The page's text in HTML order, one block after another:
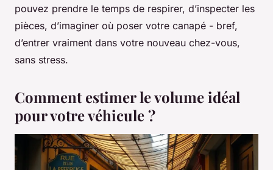
pouvez prendre le temps de respirer, d’inspecter les
pièces, d’imaginer où poser votre canapé - bref,
d’entrer vraiment dans votre nouveau chez-vous,
sans stress.
Comment estimer le volume idéal
pour votre véhicule ?